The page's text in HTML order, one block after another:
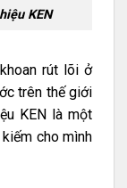
KEN
rút lõi ở
trên thế giới
KEN là một
cho mình